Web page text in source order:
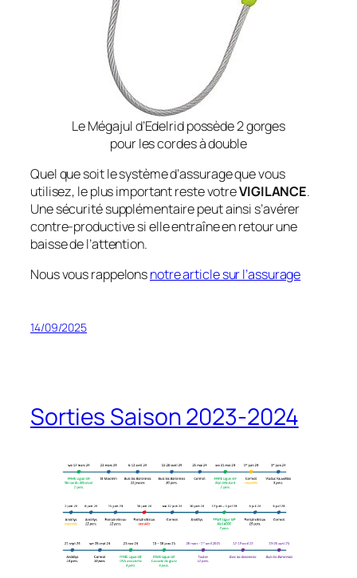
Le Mégajul d’Edelrid possède 2 gorges
pour les cordes à double
Quel que soit le système d’assurage que vous
utilisez, le plus important reste votreVIGILANCE.
Une sécurité supplémentaire peut ainsi s’avérer
contre-productive si elle entraîne en retour une
baisse de l’attention.
Nous vous rappelonsnotre article sur l’assurage
14/09/2025
Sorties Saison 2023-2024